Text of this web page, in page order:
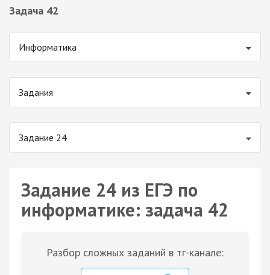
Задача 42
Информатика
Задания
Задание 24
Задание 24 из ЕГЭ по
информатике: задача 42
Разбор сложных заданий в тг-канале: